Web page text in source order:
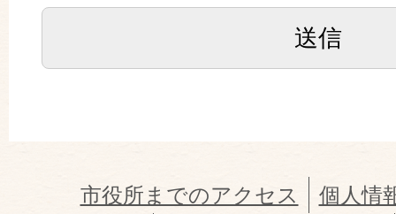
市役所までのアクセス
個人情